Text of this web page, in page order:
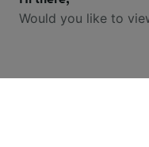
Would you like to